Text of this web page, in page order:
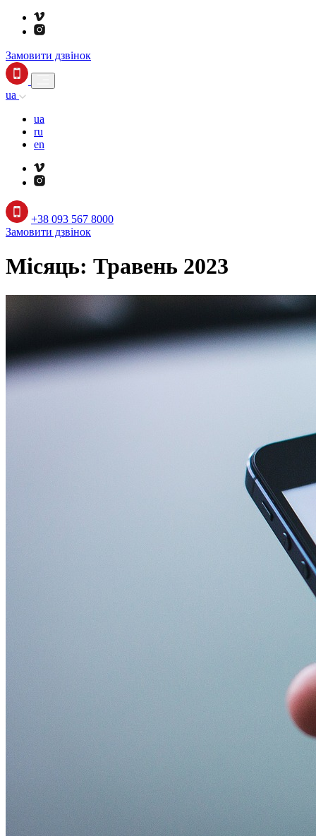
Замовити дзвінок
ua
ua
ru
en
+38 093 567 8000
Замовити дзвінок
Місяць: Травень 2023